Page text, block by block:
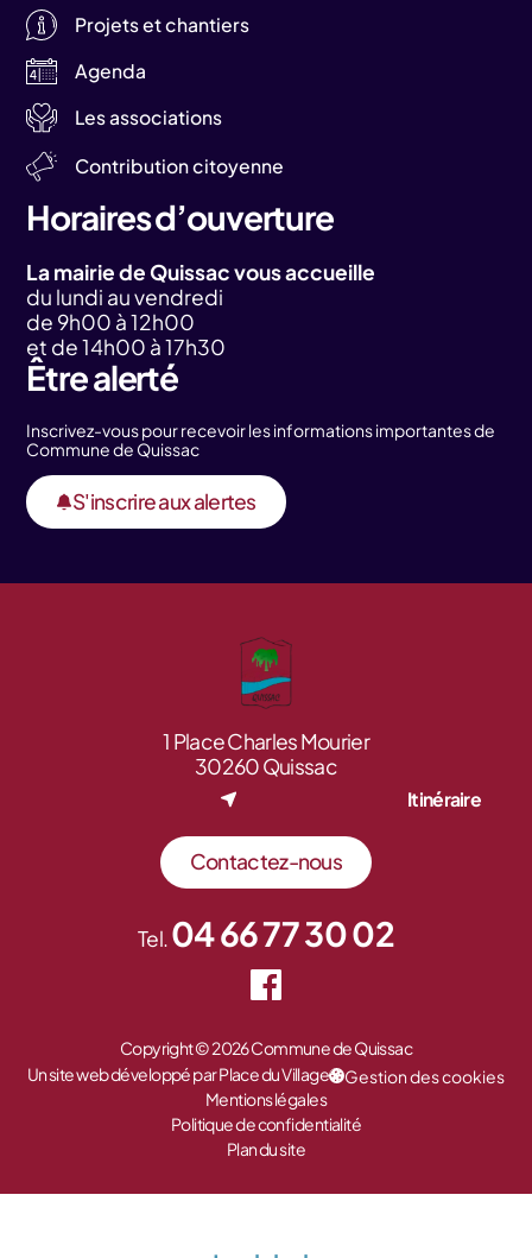
Projets et chantiers
Agenda
Les associations
Contribution citoyenne
Horaires d’ouverture
La mairie de Quissac vous accueille
du lundi au vendredi
de 9h00 à 12h00
et de 14h00 à 17h30
Être alerté
Inscrivez-vous pour recevoir les informations importantes de
Commune de Quissac
S'inscrire aux alertes
1 Place Charles Mourier
30260 Quissac
Itinéraire
Contactez-nous
Tel.04 66 77 30 02
Copyright © 2026 Commune de Quissac
Un site web développé par Place du Village
Gestion des cookies
Mentions légales
Politique de confidentialité
Plan du site